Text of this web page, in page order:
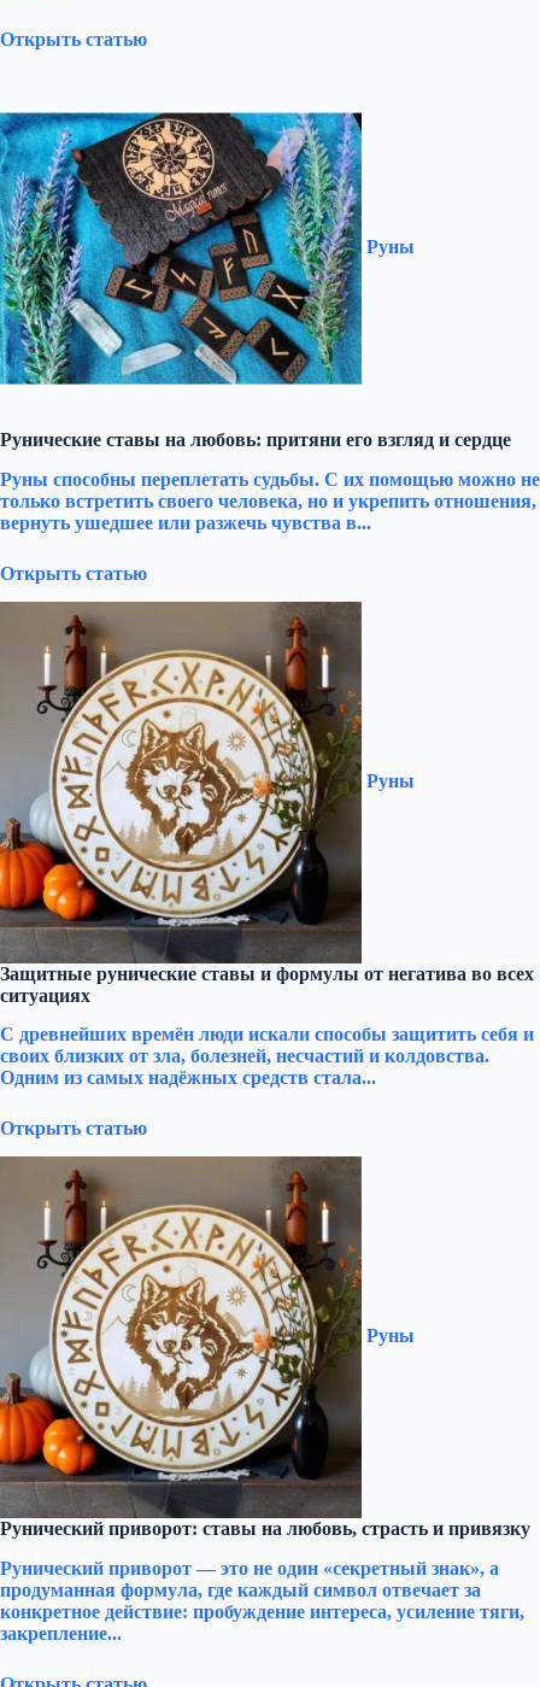
Открыть статью
Руны
Рунические ставы на любовь: притяни его взгляд и сердце
Руны способны переплетать судьбы. С их помощью можно не
только встретить своего человека, но и укрепить отношения,
вернуть ушедшее или разжечь чувства в...
Открыть статью
Руны
Защитные рунические ставы и формулы от негатива во всех
ситуациях
С древнейших времён люди искали способы защитить себя и
своих близких от зла, болезней, несчастий и колдовства.
Одним из самых надёжных средств стала...
Открыть статью
Руны
Рунический приворот: ставы на любовь, страсть и привязку
Рунический приворот — это не один «секретный знак», а
продуманная формула, где каждый символ отвечает за
конкретное действие: пробуждение интереса, усиление тяги,
закрепление...